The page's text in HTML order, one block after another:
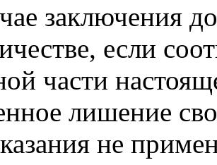
заключения
если
части
лишение
не